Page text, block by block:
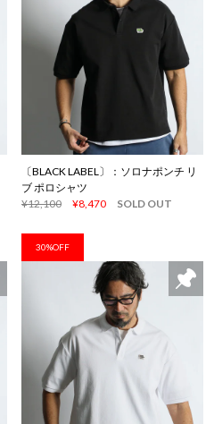
〔BLACK LABEL〕：ソロナポンチ リ
ブ ポロシャツ
¥12,100
¥8,470 SOLD OUT
30%OFF